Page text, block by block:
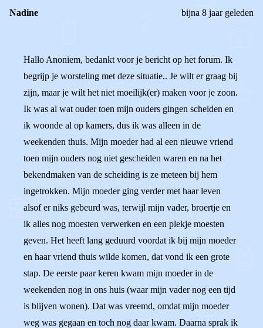
Nadine bijna 8 jaar geleden
Hallo Anoniem, bedankt voor je bericht op het forum. Ik
begrijp je worsteling met deze situatie.. Je wilt er graag bij
zijn, maar je wilt het niet moeilijk(er) maken voor je zoon.
Ik was al wat ouder toen mijn ouders gingen scheiden en
ik woonde al op kamers, dus ik was alleen in de
weekenden thuis. Mijn moeder had al een nieuwe vriend
toen mijn ouders nog niet gescheiden waren en na het
bekendmaken van de scheiding is ze meteen bij hem
ingetrokken. Mijn moeder ging verder met haar leven
alsof er niks gebeurd was, terwijl mijn vader, broertje en
ik alles nog moesten verwerken en een plekje moesten
geven. Het heeft lang geduurd voordat ik bij mijn moeder
en haar vriend thuis wilde komen, dat vond ik een grote
stap. De eerste paar keren kwam mijn moeder in de
weekenden nog in ons huis (waar mijn vader nog een tijd
is blijven wonen). Dat was vreemd, omdat mijn moeder
weg was gegaan en toch nog daar kwam. Daarna sprak ik